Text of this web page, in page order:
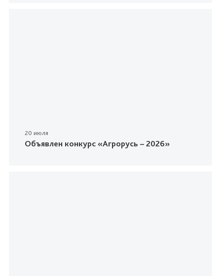
20 июля
Объявлен конкурс «Агрорусь – 2026»